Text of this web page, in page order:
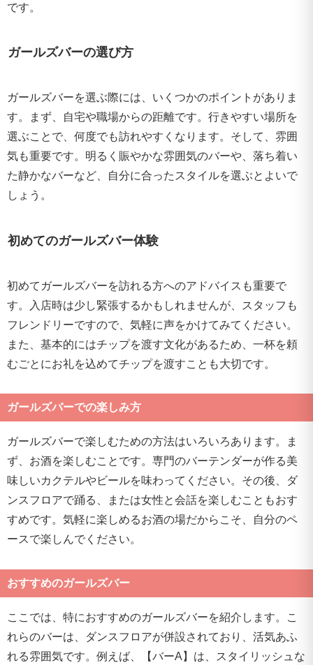
です。
ガールズバーの選び方
ガールズバーを選ぶ際には、いくつかのポイントがありま
す。まず、自宅や職場からの距離です。行きやすい場所を
選ぶことで、何度でも訪れやすくなります。そして、雰囲
気も重要です。明るく賑やかな雰囲気のバーや、落ち着い
た静かなバーなど、自分に合ったスタイルを選ぶとよいで
しょう。
初めてのガールズバー体験
初めてガールズバーを訪れる方へのアドバイスも重要で
す。入店時は少し緊張するかもしれませんが、スタッフも
フレンドリーですので、気軽に声をかけてみてください。
また、基本的にはチップを渡す文化があるため、一杯を頼
むごとにお礼を込めてチップを渡すことも大切です。
ガールズバーでの楽しみ方
ガールズバーで楽しむための方法はいろいろあります。ま
ず、お酒を楽しむことです。専門のバーテンダーが作る美
味しいカクテルやビールを味わってください。その後、ダ
ンスフロアで踊る、または女性と会話を楽しむこともおす
すめです。気軽に楽しめるお酒の場だからこそ、自分のペ
ースで楽しんでください。
おすすめのガールズバー
ここでは、特におすすめのガールズバーを紹介します。こ
れらのバーは、ダンスフロアが併設されており、活気あふ
れる雰囲気です。例えば、【バーA】は、スタイリッシュな